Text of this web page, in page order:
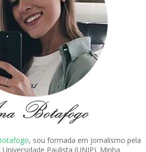
, sou formada em jornalismo pela
Paulista (UNIP). Minha